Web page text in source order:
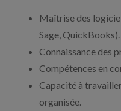
Maîtrise des
Sage, QuickBooks).
Connaissance des
Compétences en
Capacité à
organisée.